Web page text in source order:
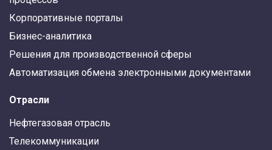
Корпоративные порталы
Бизнес-аналитика
Решения для производственной сферы
Автоматизация обмена электронными документами
Отрасли
Нефтегазовая отрасль
Телекоммуникации